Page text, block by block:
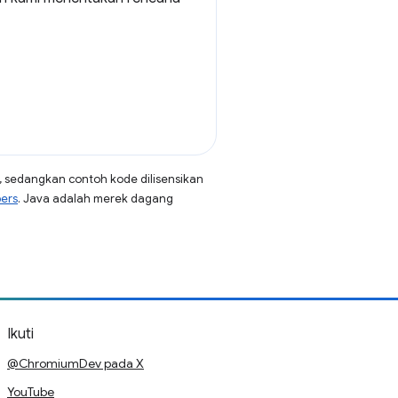
, sedangkan contoh kode dilisensikan
. Java adalah merek dagang
Ikuti
@ChromiumDev pada X
YouTube